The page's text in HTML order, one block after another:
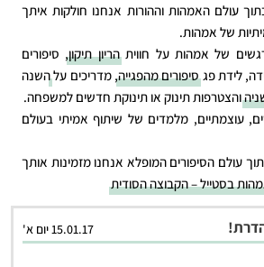
עולם האמהות וההורות אנחנו חולקות איתך
של אמהות.
של אמהות על חוויתהריון תיקון, סיפורים
לידת פגסיפורים מהפגייה, מדריכים עלהשנה
והצטרפות תינוק או תינוקת חדשים למשפחה.
עוצמתיים, מלמדים של שיתוף אמיתי בעולם
עולם הסיפורים המופלא אנחנו מזמינות אותך
בסטייל – הקבוצה הסודית
15.01.17 יום א'